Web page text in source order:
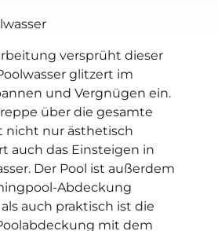
versprüht dieser
glitzert im
und Vergnügen ein.
über die gesamte
nicht nur ästhetisch
auch das Einsteigen in
Der Pool ist außerdem
Abdeckung
auch praktisch ist die
mit dem